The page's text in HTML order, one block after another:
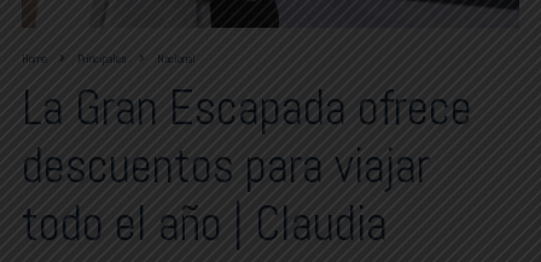
Home Principales Nacional
La Gran Escapada ofrece
descuentos para viajar
todo el año | Claudia